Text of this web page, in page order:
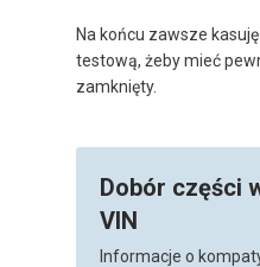
Na końcu zawsze
testową, żeby mieć
zamknięty.
Dobór części
VIN
Informacje o